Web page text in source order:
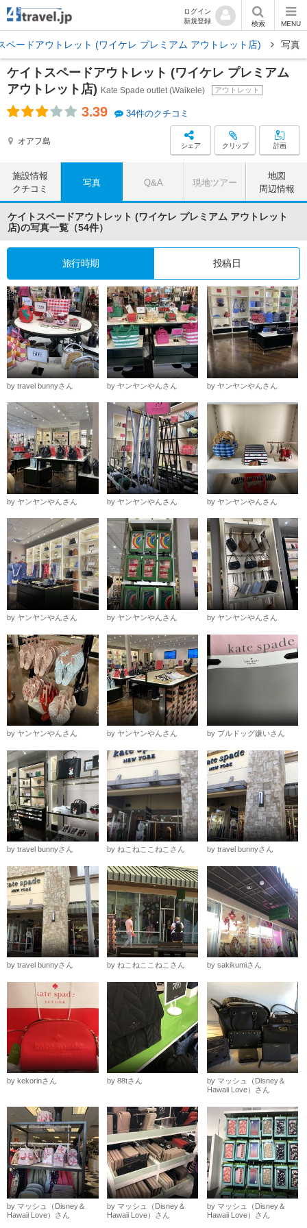
ログイン
新規登録
検索 MENU
ペードアウトレット (ワイケレ プレミアム アウトレット店) 写真
ケイトスペードアウトレット (ワイケレ プレミアム
アウトレット店) Kate Spade outlet (Waikele) アウトレット
3.39 34件のクチコミ
オアフ島 シェア クリップ 計画
施設情報
クチコミ
写真 Q&A 現地ツアー
地図
周辺情報
ケイトスペードアウトレット (ワイケレ プレミアム アウトレット
店)の写真一覧（54件）
旅行時期 投稿日
by travel bunnyさん by ヤンヤンやんさん by ヤンヤンやんさん
by ヤンヤンやんさん by ヤンヤンやんさん by ヤンヤンやんさん
by ヤンヤンやんさん by ヤンヤンやんさん by ヤンヤンやんさん
by ヤンヤンやんさん by ヤンヤンやんさん by ブルドッグ嫌いさん
by travel bunnyさん by ねこねここねこさん by travel bunnyさん
by travel bunnyさん by ねこねここねこさん by sakikumiさん
by kekorinさん by 88tさん
by マッシュ（Disney＆
Hawaii Love）さん
by マッシュ（Disney＆
Hawaii Love）さん
by マッシュ（Disney＆
Hawaii Love）さん
by マッシュ（Disney＆
Hawaii Love）さん